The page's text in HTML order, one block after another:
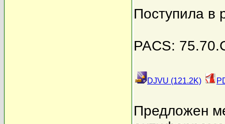
Поступила в
PACS:
DJVU (121.2K)
Предложен